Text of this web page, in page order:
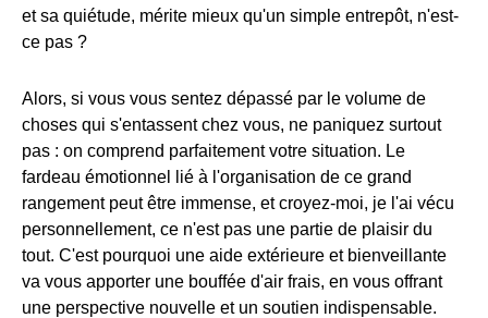
et sa quiétude, mérite mieux qu'un simple entrepôt, n'est-
ce pas ?
Alors, si vous vous sentez dépassé par le volume de
choses qui s'entassent chez vous, ne paniquez surtout
pas : on comprend parfaitement votre situation. Le
fardeau émotionnel lié à l'organisation de ce grand
rangement peut être immense, et croyez-moi, je l'ai vécu
personnellement, ce n'est pas une partie de plaisir du
tout. C'est pourquoi une aide extérieure et bienveillante
va vous apporter une bouffée d'air frais, en vous offrant
une perspective nouvelle et un soutien indispensable.